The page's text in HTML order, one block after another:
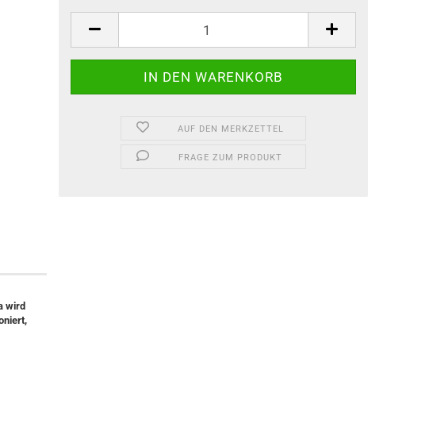
AUF DEN MERKZETTEL
FRAGE ZUM PRODUKT
wird